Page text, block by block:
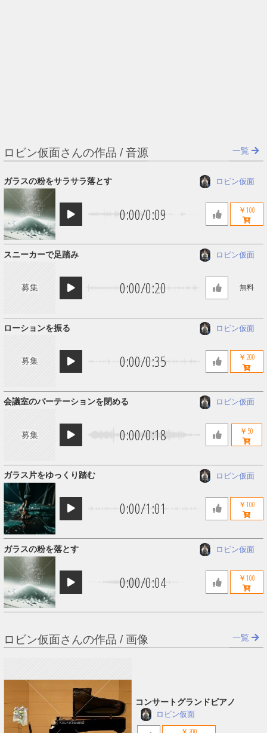
ロビン仮面さんの作品 / 音源 一覧
0:00/0:09
ガラスの粉をサラサラ落とす ロビン仮面
￥100
募集 0:00/0:20
スニーカーで足踏み ロビン仮面
無料
募集 0:00/0:35
ローションを振る ロビン仮面
￥200
募集 0:00/0:18
会議室のパーテーションを閉める ロビン仮面
￥50
0:00/1:01
ガラス片をゆっくり踏む ロビン仮面
￥100
0:00/0:04
ガラスの粉を落とす ロビン仮面
￥100
ロビン仮面さんの作品 / 画像 一覧
コンサートグランドピアノ
ロビン仮面